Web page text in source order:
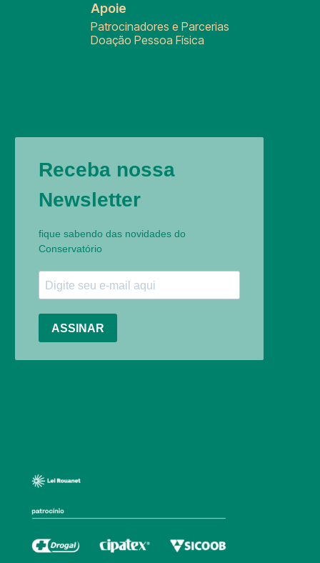
Apoie
Patrocinadores e Parcerias
Doação Pessoa Física